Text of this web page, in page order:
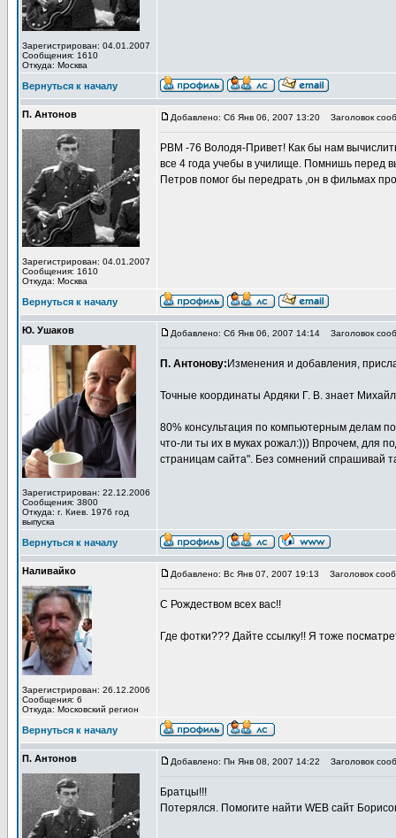
Зарегистрирован: 04.01.2007
Сообщения: 1610
Откуда: Москва
Вернуться к началу
П. Антонов
Зарегистрирован: 04.01.2007
Сообщения: 1610
Откуда: Москва
Добавлено: Сб Янв 06, 2007 13:20 Заголовок
РВМ -76 Володя-Привет! Как бы нам
все 4 года учебы в училище. Помнишь перед
Петров помог бы передрать ,он в фильмах
Вернуться к началу
Ю. Ушаков
Зарегистрирован: 22.12.2006
Сообщения: 3800
Откуда: г. Киев. 1976 год
выпуска
Добавлено: Сб Янв 06, 2007 14:14 Заголовок
П. Антонову: Изменения и добавления,
Точные координаты Ардяки Г. В. знает
80% консультация по компьютерным делам
что-ли ты их в муках рожал:))) Впрочем, для
страницам сайта". Без сомнений спрашивай
Вернуться к началу
Наливайко
Зарегистрирован: 26.12.2006
Сообщения: 6
Откуда: Московский регион
Добавлено: Вс Янв 07, 2007 19:13 Заголовок
С Рождеством всех вас!!
Где фотки??? Дайте ссылку!! Я тоже
Вернуться к началу
П. Антонов Добавлено: Пн Янв 08, 2007 14:22 Заголовок
Братцы!!!
Потерялся. Помогите найти WEB сайт